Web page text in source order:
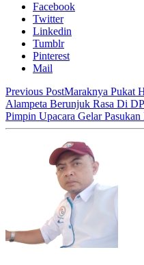
Facebook
Twitter
Linkedin
Tumblr
Pinterest
Mail
Previous PostMaraknya Pukat
Alampeta Berunjuk Rasa Di
Pimpin Upacara Gelar